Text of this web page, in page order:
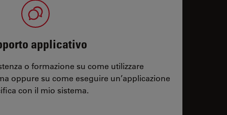
applicativo
o formazione su come utilizzare
oppure su come eseguire un’applicazione
con il mio sistema.